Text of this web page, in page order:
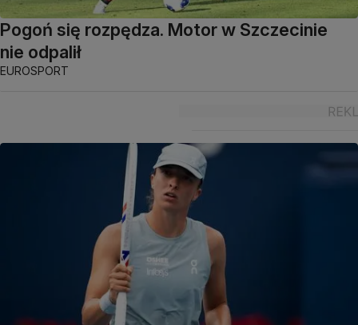
Pogoń się rozpędza. Motor w Szczecinie
nie odpalił
EUROSPORT